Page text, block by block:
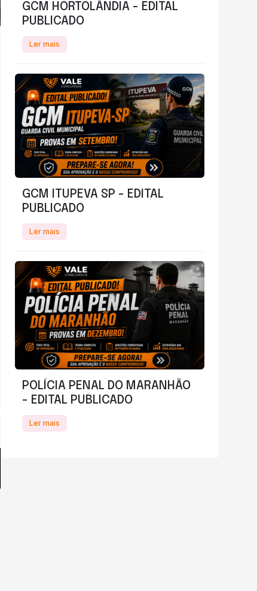
GCM HORTOLÂNDIA - EDITAL
PUBLICADO
Ler mais
GCM ITUPEVA SP - EDITAL
PUBLICADO
Ler mais
POLÍCIA PENAL DO MARANHÃO
- EDITAL PUBLICADO
Ler mais